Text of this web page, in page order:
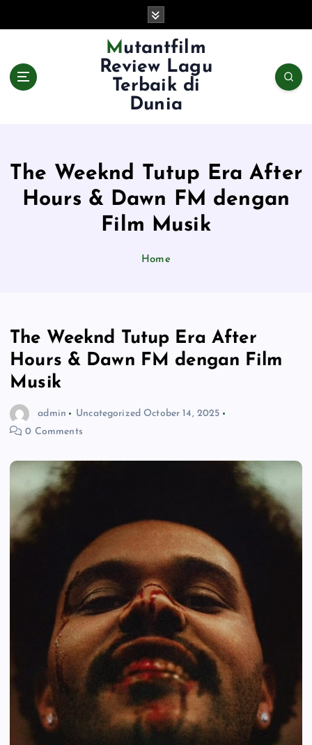
Mutantfilm
Review Lagu
Terbaik di
Dunia
The Weeknd Tutup Era After
Hours & Dawn FM dengan
Film Musik
Home
The Weeknd Tutup Era After
Hours & Dawn FM dengan Film
Musik
admin Uncategorized October 14, 2025
0 Comments